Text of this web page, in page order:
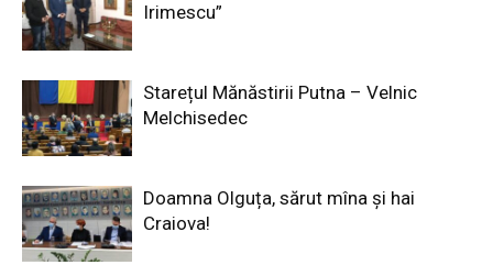
Irimescu”
Starețul Mănăstirii Putna – Velnic
Melchisedec
Doamna Olguța, sărut mîna și hai
Craiova!